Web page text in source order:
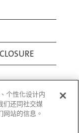
All Rights
个性化设计内
们还同社交媒
站的信息。